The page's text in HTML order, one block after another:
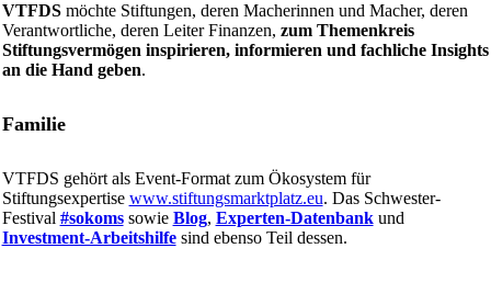
VTFDS möchte Stiftungen, deren Macherinnen und Macher, deren
Verantwortliche, deren Leiter Finanzen, zum Themenkreis
Stiftungsvermögen inspirieren, informieren und fachliche Insights
an die Hand geben.
Familie
VTFDS gehört als Event-Format zum Ökosystem für
Stiftungsexpertise www.stiftungsmarktplatz.eu. Das Schwester-
Festival #sokomssowie Blog, Experten-Datenbankund
Investment-Arbeitshilfesind ebenso Teil dessen.